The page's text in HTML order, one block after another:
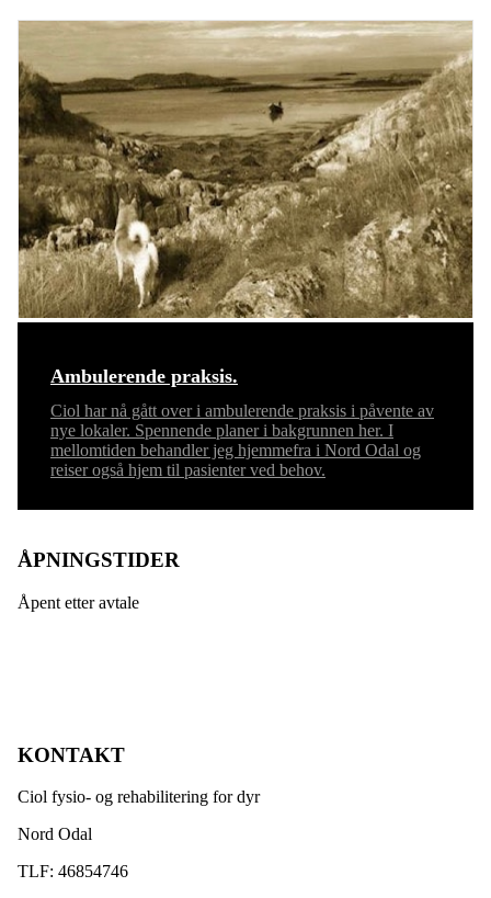
Ambulerende praksis.
Ciol har nå gått over i ambulerende praksis i påvente av
nye lokaler. Spennende planer i bakgrunnen her. I
mellomtiden behandler jeg hjemmefra i Nord Odal og
reiser også hjem til pasienter ved behov.
ÅPNINGSTIDER
Åpent etter avtale
KONTAKT
Ciol fysio- og rehabilitering for dyr
Nord Odal
TLF: 46854746